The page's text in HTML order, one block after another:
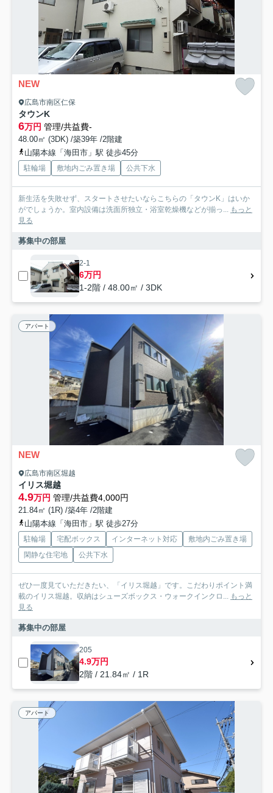
NEW
広島市南区仁保
タウンK
6万円 管理/共益費-
48.00㎡ (3DK) /築39年 /2階建
山陽本線「海田市」駅 徒歩45分
駐輪場 敷地内ごみ置き場 公共下水
新生活を失敗せず、スタートさせたいならこちらの「タウンK」はいか
がでしょうか。室内設備は洗面所独立・浴室乾燥機などが揃っ... もっと
見る
募集中の部屋
2-1
6万円
1-2階 / 48.00㎡ / 3DK
アパート
NEW
広島市南区堀越
イリス堀越
4.9万円 管理/共益費4,000円
21.84㎡ (1R) /築4年 /2階建
山陽本線「海田市」駅 徒歩27分
駐輪場 宅配ボックス インターネット対応
敷地内ごみ置き場
閑静な住宅地
公共下水
ぜひ一度見ていただきたい、「イリス堀越」です。こだわりポイント満
載のイリス堀越。収納はシューズボックス・ウォークインクロ... もっと
見る
募集中の部屋
205
4.9万円
2階 / 21.84㎡ / 1R
アパート